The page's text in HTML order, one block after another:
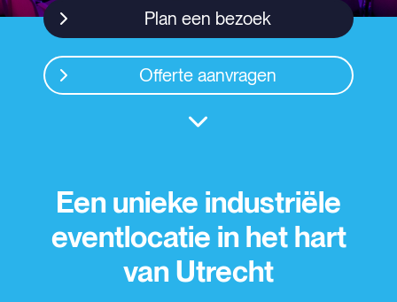
Plan een bezoek
Offerte aanvragen
Een unieke industriële
eventlocatie in het hart
van Utrecht